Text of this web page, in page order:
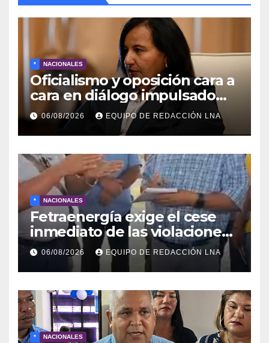
* NACIONALES
Oficialismo y oposición cara a
cara en diálogo impulsado
por EE UU: las claves
06/08/2026 EQUIPO DE REDACCIÓN LNA
* NACIONALES
Fetraenergía exige el cese
inmediato de las violaciones
a los derechos laborales en la
Industria Petrolera
Venezolana
06/08/2026 EQUIPO DE REDACCIÓN LNA
* NACIONALES